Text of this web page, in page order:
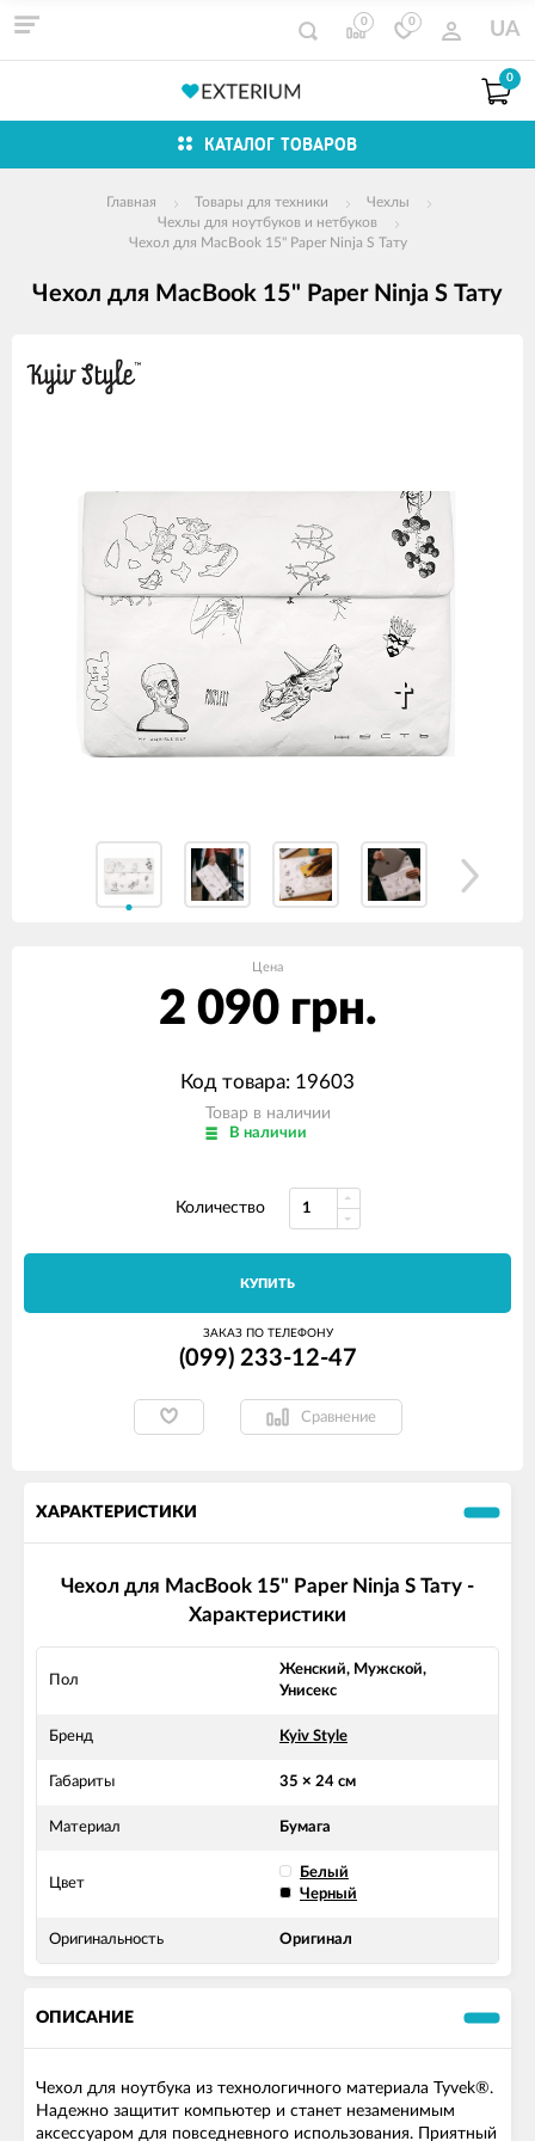
0 0 UA
0
КАТАЛОГ ТОВАРОВ
Главная Товары для техники
Чехлы
Чехлы для ноутбуков и нетбуков
Чехол для MacBook 15" Paper Ninja S Тату
Чехол для MacBook 15" Paper Ninja S Тату
Изображения
товаров
Цена
2 090 грн.
Код товара: 19603
Товар в наличии
В наличии
Количество
КУПИТЬ
ЗАКАЗ ПО ТЕЛЕФОНУ
(099) 233-12-47
Сравнение
ХАРАКТЕРИСТИКИ
Чехол для MacBook 15" Paper Ninja S Тату -
Характеристики
Пол
Женский, Мужской,
Унисекс
Бренд Kyiv Style
Габариты 35 × 24 см
Материал Бумага
Цвет
Белый
Черный
Оригинальность Оригинал
ОПИСАНИЕ
Чехол для ноутбука из технологичного материала Tyvek®.
Надежно защитит компьютер и станет незаменимым
аксессуаром для повседневного использования. Приятный